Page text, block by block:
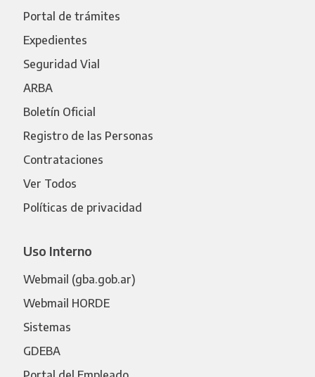
Portal de trámites
Expedientes
Seguridad Vial
ARBA
Boletín Oficial
Registro de las Personas
Contrataciones
Ver Todos
Políticas de privacidad
Uso Interno
Webmail (gba.gob.ar)
Webmail HORDE
Sistemas
GDEBA